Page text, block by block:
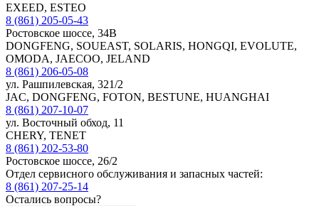
EXEED, ESTEO
8 (861) 205-05-43
Ростовское шоссе, 34В
DONGFENG, SOUEAST, SOLARIS, HONGQI, EVOLUTE,
OMODA, JAECOO, JELAND
8 (861) 206-05-08
ул. Рашпилевская, 321/2
JAC, DONGFENG, FOTON, BESTUNE, HUANGHAI
8 (861) 207-10-07
ул. Восточный обход, 11
CHERY, TENET
8 (861) 202-53-80
Ростовское шоссе, 26/2
Отдел сервисного обслуживания и запасных частей:
8 (861) 207-25-14
Остались вопросы?